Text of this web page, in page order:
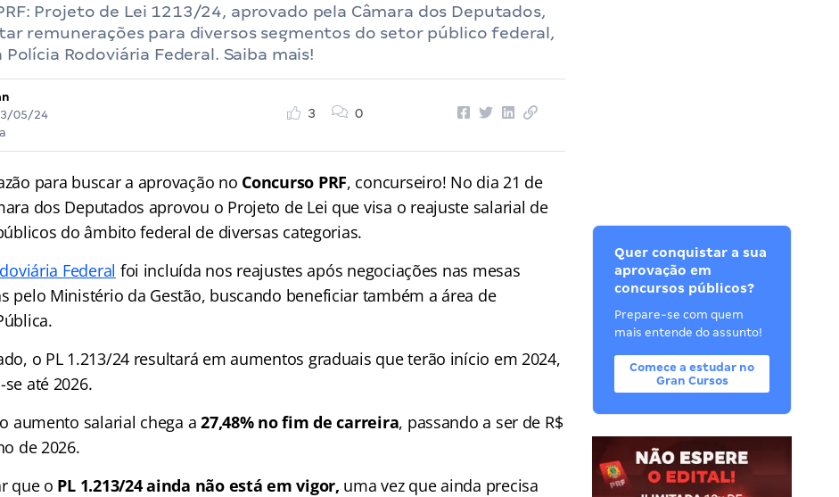
Projeto de Lei 1213/24, aprovado pela Câmara dos Deputados,
remunerações para diversos segmentos do setor público federal,
Rodoviária Federal. Saiba mais!
05/24
3 0
para buscar a aprovação no Concurso PRF, concurseiro! No dia 21 de
dos Deputados aprovou o Projeto de Lei que visa o reajuste salarial de
do âmbito federal de diversas categorias.
Federal foi incluída nos reajustes após negociações nas mesas
pelo Ministério da Gestão, buscando beneficiar também a área de
o PL 1.213/24 resultará em aumentos graduais que terão início em 2024,
até 2026.
o aumento salarial chega a27,48% no fim de carreira, passando a ser de R$
de 2026.
que o PL 1.213/24 ainda não está em vigor, uma vez que ainda precisa
Quer conquistar a sua
aprovação em
concursos públicos?
Prepare-se com quem
mais entende do assunto!
Comece a estudar no
Gran Cursos